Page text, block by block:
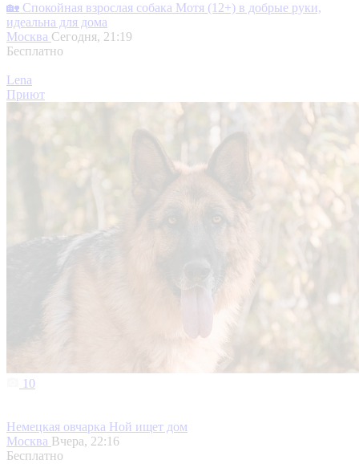
🏡 Спокойная взрослая собака Мотя (12+) в добрые руки,
идеальна для дома
Москва Сегодня, 21:19
Бесплатно
Lena
Приют
10
Немецкая овчарка Ной ищет дом
Москва Вчера, 22:16
Бесплатно